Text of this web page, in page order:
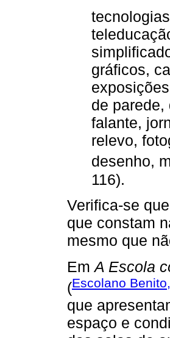
gráficos,
de
falante,
relevo,
desenho,
116).
Verifica-se
que constam
mesmo que
Em A Escola
(Escolano
que
espaço e